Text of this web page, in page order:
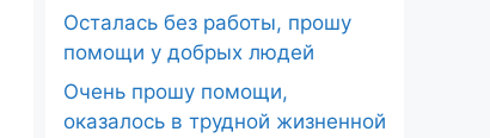
Осталась без работы, прошу
помощи у добрых людей
Очень прошу помощи,
оказалось в трудной жизненной